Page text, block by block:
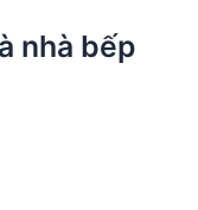
nhà bếp